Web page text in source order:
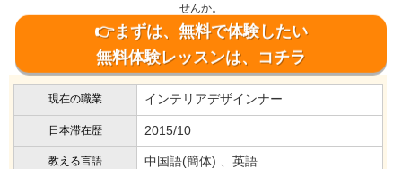
せんか。
👉まずは、無料で体験したい
無料体験レッスンは、コチラ
現在の職業 インテリアデザインナー
日本滞在歴 2015/10
教える言語 中国語(簡体) 、英語